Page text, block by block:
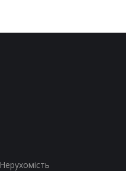
Нерухомість